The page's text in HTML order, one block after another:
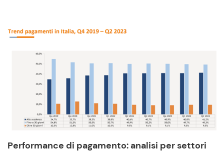
Performance di pagamento: analisi per settori